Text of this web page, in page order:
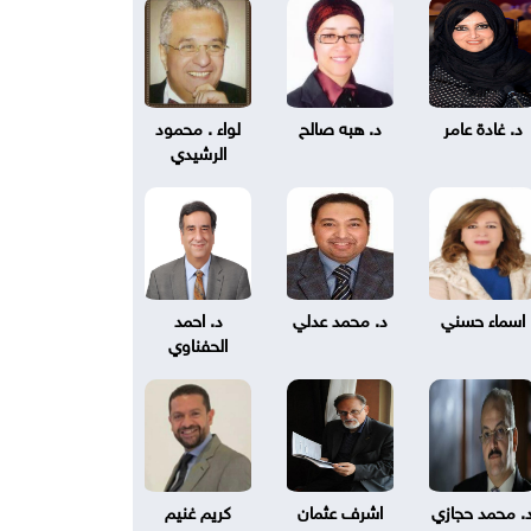
د. غادة عامر د. هبه صالح
لواء . محمود
الرشيدي
اسماء حسني د. محمد عدلي
د. احمد
الحفناوي
محمد حجازي اشرف عثمان كريم غنيم